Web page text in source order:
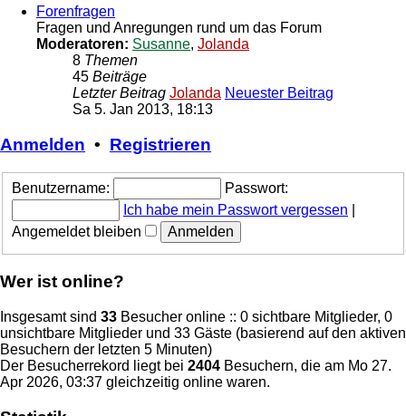
Forenfragen
Fragen und Anregungen rund um das Forum
Moderatoren: Susanne, Jolanda
8 Themen
45 Beiträge
Letzter Beitrag Jolanda Neuester Beitrag
Sa 5. Jan 2013, 18:13
Anmelden • Registrieren
Benutzername:
Passwort:
Ich habe mein Passwort vergessen
Angemeldet bleiben
Wer ist online?
Insgesamt sind 33 Besucher online :: 0 sichtbare Mitglieder, 0
unsichtbare Mitglieder und 33 Gäste (basierend auf den aktiven
Besuchern der letzten 5 Minuten)
Der Besucherrekord liegt bei 2404 Besuchern, die am Mo 27.
Apr 2026, 03:37 gleichzeitig online waren.